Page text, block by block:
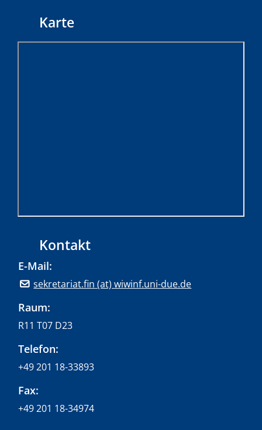
Karte
Kontakt
E-Mail:
sekretariat.fin (at) wiwinf.uni-due.de
Raum:
R11 T07 D23
Telefon:
+49 201 18-33893
Fax:
+49 201 18-34974